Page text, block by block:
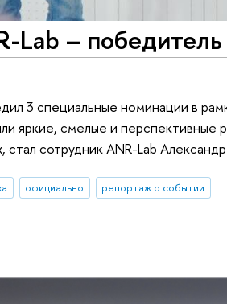
Lab –
3 специальные номинации в
яркие, смелые и перспективные
сотрудник ANR-Lab
официально репортаж о событии